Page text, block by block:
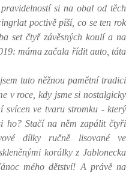
si na obal od těch
poctivě píší, co se ten rok
set čtyř závěsných koulí a na
máma začala řídit auto, táta
tuto něžnou pamětní tradici
v roce, kdy jsme si nostalgicky
svícen ve tvaru stromku - který
ho? Stačí na něm zapálit čtyři
dílky ručně lisované ve
korálky z Jablonecka
mého dětství! A právě na